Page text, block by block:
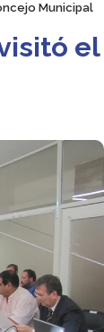
Municipal
el